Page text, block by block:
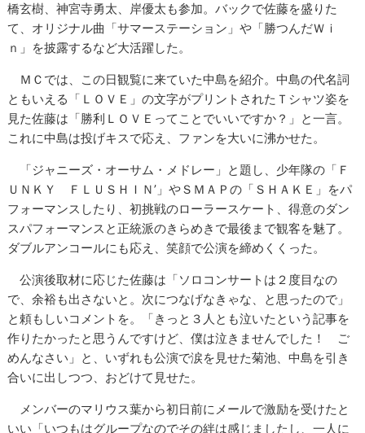
橋玄樹、神宮寺勇太、岸優太も参加。バックで佐藤を盛りた
て、オリジナル曲「サマーステーション」や「勝つんだＷｉ
ｎ」を披露するなど大活躍した。
ＭＣでは、この日観覧に来ていた中島を紹介。中島の代名詞
ともいえる「ＬＯＶＥ」の文字がプリントされたＴシャツ姿を
見た佐藤は「勝利ＬＯＶＥってことでいいですか？」と一言。
これに中島は投げキスで応え、ファンを大いに沸かせた。
「ジャニーズ・オーサム・メドレー」と題し、少年隊の「Ｆ
ＵＮＫＹ ＦＬＵＳＨＩＮ’」やＳＭＡＰの「ＳＨＡＫＥ」をパ
フォーマンスしたり、初挑戦のローラースケート、得意のダン
スパフォーマンスと正統派のきらめきで最後まで観客を魅了。
ダブルアンコールにも応え、笑顔で公演を締めくくった。
公演後取材に応じた佐藤は「ソロコンサートは２度目なの
で、余裕も出さないと。次につなげなきゃな、と思ったので」
と頼もしいコメントを。「きっと３人とも泣いたという記事を
作りたかったと思うんですけど、僕は泣きませんでした！ ご
めんなさい」と、いずれも公演で涙を見せた菊池、中島を引き
合いに出しつつ、おどけて見せた。
メンバーのマリウス葉から初日前にメールで激励を受けたと
いい「いつもはグループなのでその絆は感じましたし、一人に